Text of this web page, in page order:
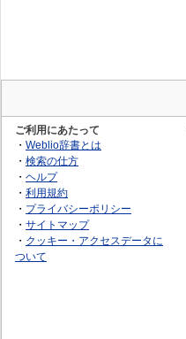
ご利用にあたって
・ Weblio辞書とは
・ 検索の仕方
・ ヘルプ
・ 利用規約
・ プライバシーポリシー
・ サイトマップ
・ クッキー・アクセスデータに
ついて